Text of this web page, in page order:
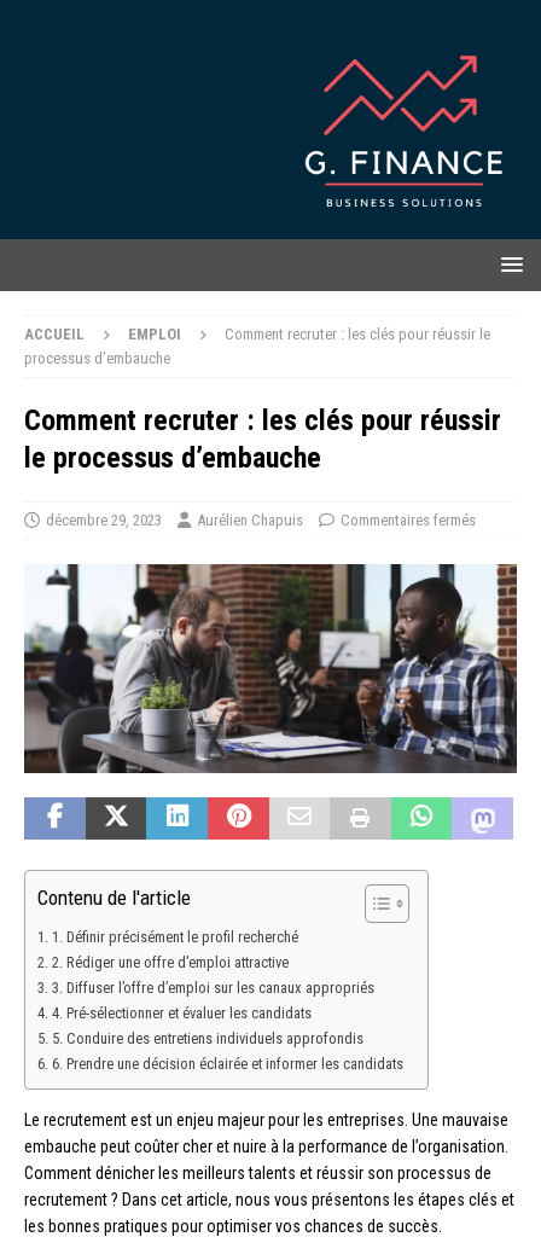
ACCUEIL EMPLOI
Comment recruter : les clés pour réussir le
processus d’embauche
Comment recruter : les clés pour réussir
le processus d’embauche
décembre 29, 2023 Aurélien Chapuis Commentaires fermés
Contenu de l'article
1. Définir précisément le profil recherché
2. Rédiger une offre d’emploi attractive
3. Diffuser l’offre d’emploi sur les canaux appropriés
4. Pré-sélectionner et évaluer les candidats
5. Conduire des entretiens individuels approfondis
6. Prendre une décision éclairée et informer les candidats
Le recrutement est un enjeu majeur pour les entreprises. Une mauvaise
embauche peut coûter cher et nuire à la performance de l’organisation.
Comment dénicher les meilleurs talents et réussir son processus de
recrutement ? Dans cet article, nous vous présentons les étapes clés et
les bonnes pratiques pour optimiser vos chances de succès.